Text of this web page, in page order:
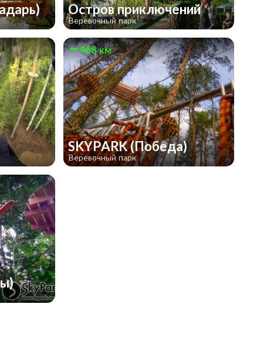
Остров приключений
Веревочный парк
468 км
SKYPARK (Победа)
Веревочный парк